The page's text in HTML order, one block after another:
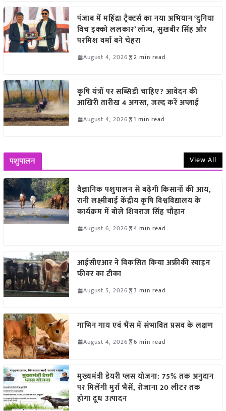
पंजाब में महिंद्रा ट्रैक्टर्स का नया अभियान ‘दुनिया
विच इक्को ललकार’ लॉन्च, सुखबीर सिंह और
परमिश वर्मा बने चेहरा
August 4, 2026 2 min read
कृषि यंत्रों पर सब्सिडी चाहिए? आवेदन की
आखिरी तारीख 4 अगस्त, जल्द करें अप्लाई
August 4, 2026 1 min read
पशुपालन View All
वैज्ञानिक पशुपालन से बढ़ेगी किसानों की आय,
रानी लक्ष्मीबाई केंद्रीय कृषि विश्वविद्यालय के
कार्यक्रम में बोले शिवराज सिंह चौहान
August 6, 2026 4 min read
आईसीएआर ने विकसित किया अफ्रीकी स्वाइन
फीवर का टीका
August 5, 2026 3 min read
गाभिन गाय एवं भैंस में संभावित प्रसव के लक्षण
August 4, 2026 6 min read
मुख्यमंत्री डेयरी प्लस योजना: 75% तक अनुदान
पर मिलेंगी मुर्रा भैंसें, रोजाना 20 लीटर तक
होगा दूध उत्पादन